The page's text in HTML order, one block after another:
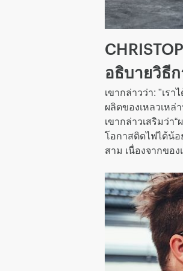
อธิบายวิธี
เขากล่าวว่า: "เร
ผลิตของเหลวเหล่
เขากล่าวเสริมว่า
โอกาสติดไฟได้น้อ
สาม เนื่องจากขอ